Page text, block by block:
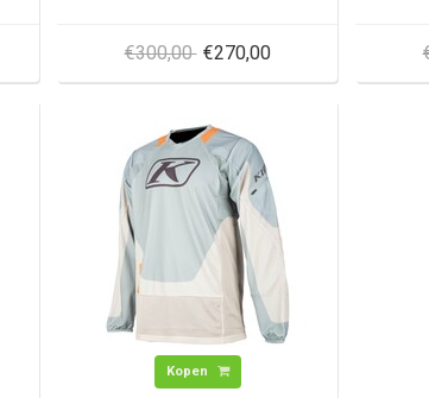
€300,00 €270,00
Kopen